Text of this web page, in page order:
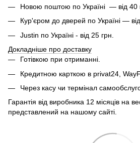
Новою поштою по Україні — від 40
Кур'єром до дверей по Україні —
Justin по Україні - від 25 грн.
Докладніше про доставку
Готівкою при отриманні.
Кредитною карткою в privat24,
Через касу чи термінал
Гарантія від виробника 12 місяців на
представлений на нашому сайті.